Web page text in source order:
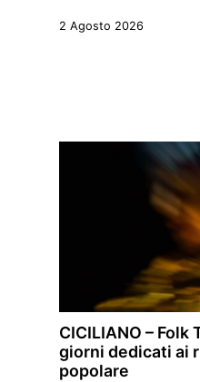
2 Agosto 2026
CICILIANO – Folk
giorni dedicati ai
popolare